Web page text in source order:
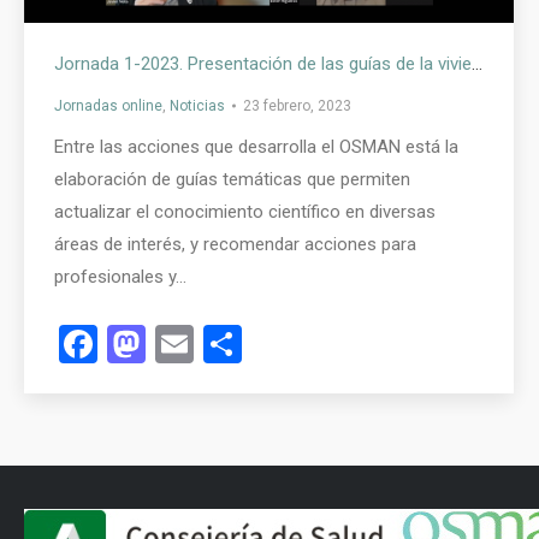
Jornada 1-2023. Presentación de las guías de la vivienda saludable OSMAN
Jornadas online, Noticias 23 febrero, 2023
Entre las acciones que desarrolla el OSMAN está la
elaboración de guías temáticas que permiten
actualizar el conocimiento científico en diversas
áreas de interés, y recomendar acciones para
profesionales y…
Facebook
Mastodon
Email